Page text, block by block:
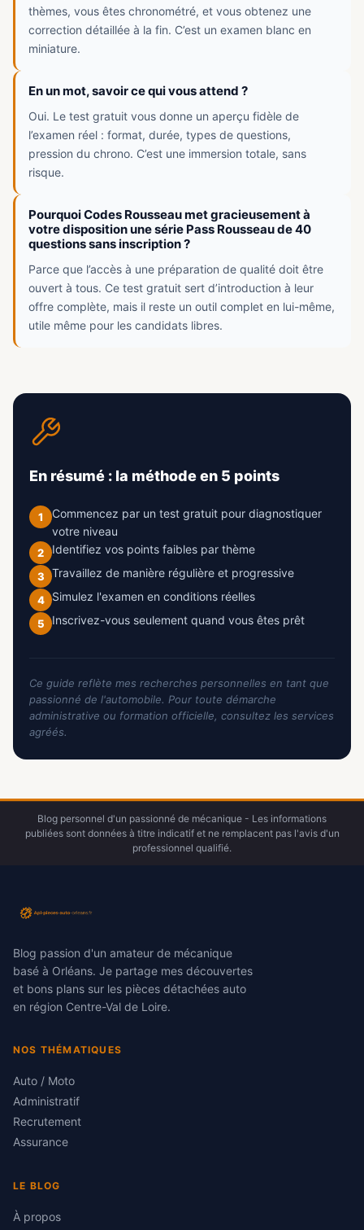
thèmes, vous êtes chronométré, et vous obtenez une
correction détaillée à la fin. C’est un examen blanc en
miniature.
En un mot, savoir ce qui vous attend ?
Oui. Le test gratuit vous donne un aperçu fidèle de
l’examen réel : format, durée, types de questions,
pression du chrono. C’est une immersion totale, sans
risque.
Pourquoi Codes Rousseau met gracieusement à
votre disposition une série Pass Rousseau de 40
questions sans inscription ?
Parce que l’accès à une préparation de qualité doit être
ouvert à tous. Ce test gratuit sert d’introduction à leur
offre complète, mais il reste un outil complet en lui-même,
utile même pour les candidats libres.
En résumé : la méthode en 5 points
1
Commencez par un test gratuit pour diagnostiquer
votre niveau
2 Identifiez vos points faibles par thème
3 Travaillez de manière régulière et progressive
4 Simulez l'examen en conditions réelles
5 Inscrivez-vous seulement quand vous êtes prêt
Ce guide reflète mes recherches personnelles en tant que
passionné de l'automobile. Pour toute démarche
administrative ou formation officielle, consultez les services
agréés.
Blog personnel d'un passionné de mécanique - Les informations
publiées sont données à titre indicatif et ne remplacent pas l'avis d'un
professionnel qualifié.
Blog passion d'un amateur de mécanique
basé à Orléans. Je partage mes découvertes
et bons plans sur les pièces détachées auto
en région Centre-Val de Loire.
NOS THÉMATIQUES
Auto / Moto
Administratif
Recrutement
Assurance
LE BLOG
À propos